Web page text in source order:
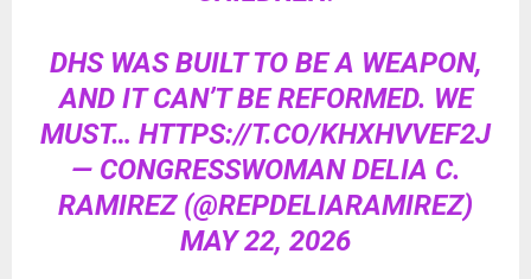
DHS WAS BUILT TO BE A WEAPON,
AND IT CAN’T BE REFORMED. WE
MUST… HTTPS://T.CO/KHXHVVEF2J
— CONGRESSWOMAN DELIA C.
RAMIREZ (@REPDELIARAMIREZ)
MAY 22, 2026